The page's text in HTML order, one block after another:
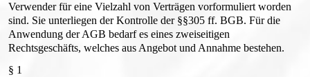
Verwender für eine Vielzahl von Verträgen vorformuliert worden
sind. Sie unterliegen der Kontrolle der §§305 ff. BGB. Für die
Anwendung der AGB bedarf es eines zweiseitigen
Rechtsgeschäfts, welches aus Angebot und Annahme bestehen.
§ 1